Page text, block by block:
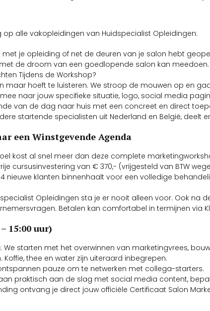
alle vakopleidingen van Huidspecialist Opleidingen:
je opleiding of net de deuren van je salon hebt
de droom van een goedlopende salon kan
Tijdens de Workshop?
maar hoeft te luisteren. We stroop de mouwen op en
naar jouw specifieke situatie, logo, social media
van de dag naar huis met een concreet en direct
startende specialisten uit Nederland en België, deelt
een Winstgevende Agenda
kost al snel meer dan deze complete
cursusinvestering van € 370,- (vrijgesteld van BTW
nieuwe klanten binnenhaalt voor een volledige
Opleidingen sta je er nooit alleen voor. Ook na
Betalen kan comfortabel in termijnen via
15:00 uur)
We starten met het overwinnen van marketingvrees,
thee en water zijn uiteraard inbegrepen.
ontspannen pauze om te netwerken met collega-starters.
gaan praktisch aan de slag met social media content,
ontvang je direct jouw officiële Certificaat Salon